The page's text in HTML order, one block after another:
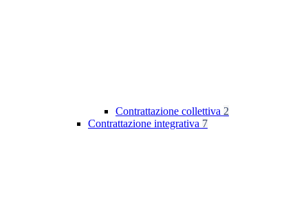
Contrattazione collettiva 2
Contrattazione integrativa 7